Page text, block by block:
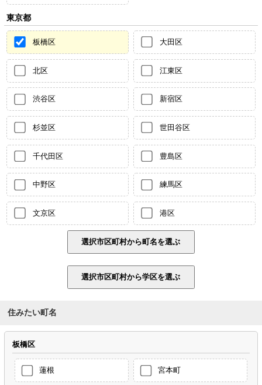
東京都
板橋区 大田区
北区 江東区
渋谷区 新宿区
杉並区 世田谷区
千代田区 豊島区
中野区 練馬区
文京区 港区
住みたい町名
板橋区
蓮根 宮本町